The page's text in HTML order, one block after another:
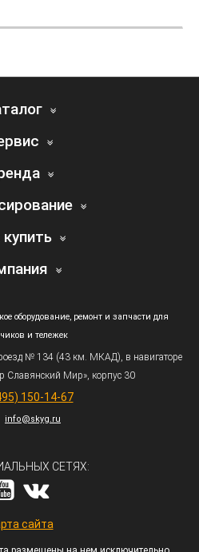
оборудование, ремонт и запчасти для
и тележек
№ 134 (43км. МКАД), в навигаторе
Славянский Мир», корпус 30
) 150-14-67
info@skyg.ru
СЕТЯХ:
сайта